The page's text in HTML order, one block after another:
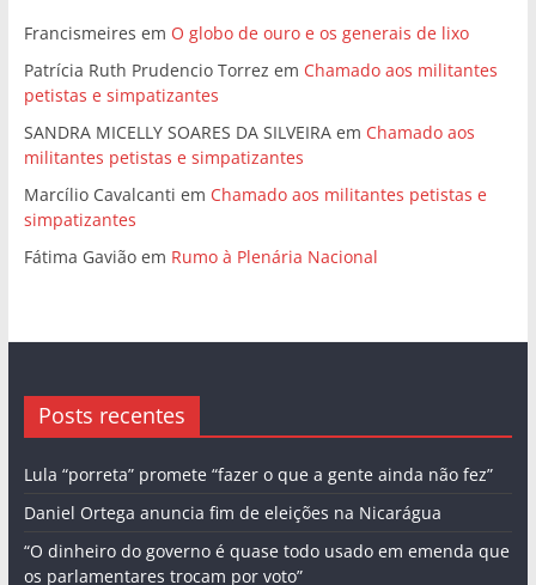
Francismeires em O globo de ouro e os generais de lixo
Patrícia Ruth Prudencio Torrez em Chamado aos militantes
petistas e simpatizantes
SANDRA MICELLY SOARES DA SILVEIRAem Chamado aos
militantes petistas e simpatizantes
Marcílio Cavalcanti em Chamado aos militantes petistas e
simpatizantes
Fátima Gaviãoem Rumo à Plenária Nacional
Posts recentes
Lula “porreta” promete “fazer o que a gente ainda não fez”
Daniel Ortega anuncia fim de eleições na Nicarágua
“O dinheiro do governo é quase todo usado em emenda que
os parlamentares trocam por voto”